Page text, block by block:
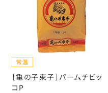
［亀の子束子］パームチビッ
コP